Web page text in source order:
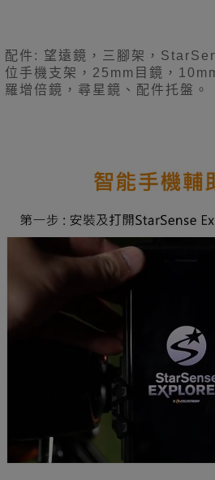
配件: 望遠鏡，三腳架，
位手機支架，25mm目鏡，
羅增倍鏡，尋星鏡、配件托盤。